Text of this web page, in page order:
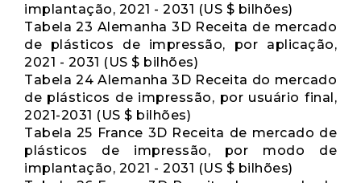
implantação, 2021 - 2031 (US $ bilhões)
Tabela 23 Alemanha 3D Receita de mercado
de plásticos de impressão, por aplicação,
2021 - 2031 (US $ bilhões)
Tabela 24 Alemanha 3D Receita do mercado
de plásticos de impressão, por usuário final,
2021-2031 (US $ bilhões)
Tabela 25 France 3D Receita de mercado de
plásticos de impressão, por modo de
implantação, 2021 - 2031 (US $ bilhões)